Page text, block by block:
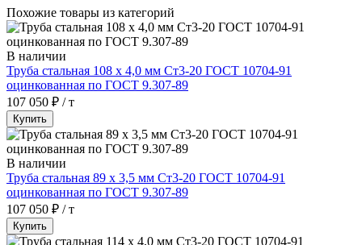
Похожие товары из категорий
В наличии
Труба стальная 108 х 4,0 мм Ст3-20 ГОСТ 10704-91
оцинкованная по ГОСТ 9.307-89
107 050 ₽ / т
Купить
В наличии
Труба стальная 89 х 3,5 мм Ст3-20 ГОСТ 10704-91
оцинкованная по ГОСТ 9.307-89
107 050 ₽ / т
Купить